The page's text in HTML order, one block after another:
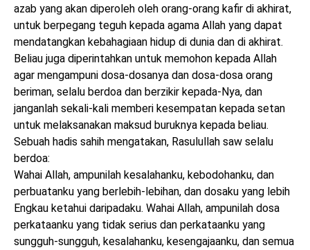
azab yang akan diperoleh oleh orang-orang kafir di akhirat,
untuk berpegang teguh kepada agama Allah yang dapat
mendatangkan kebahagiaan hidup di dunia dan di akhirat.
Beliau juga diperintahkan untuk memohon kepada Allah
agar mengampuni dosa-dosanya dan dosa-dosa orang
beriman, selalu berdoa dan berzikir kepada-Nya, dan
janganlah sekali-kali memberi kesempatan kepada setan
untuk melaksanakan maksud buruknya kepada beliau.
Sebuah hadis sahih mengatakan, Rasulullah saw selalu
berdoa:
Wahai Allah, ampunilah kesalahanku, kebodohanku, dan
perbuatanku yang berlebih-lebihan, dan dosaku yang lebih
Engkau ketahui daripadaku. Wahai Allah, ampunilah dosa
perkataanku yang tidak serius dan perkataanku yang
sungguh-sungguh, kesalahanku, kesengajaanku, dan semua